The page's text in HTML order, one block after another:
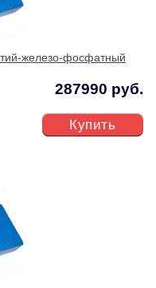
железо-фосфатный
287990 руб.
Купить